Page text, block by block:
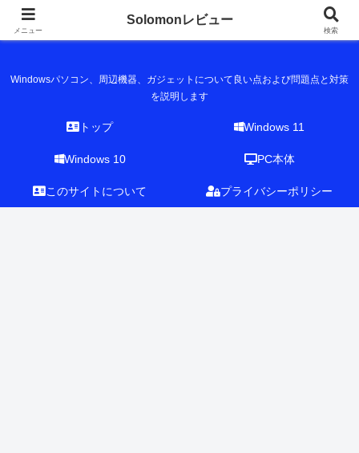
Solomonレビュー
Windowsパソコン、周辺機器、ガジェットについて良い点および問題点と対策
を説明します
トップ Windows 11
Windows 10 PC本体
このサイトについて プライバシーポリシー
メニュー
Solomonレビュー
検索